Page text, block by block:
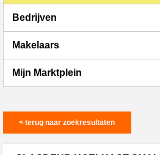
Bedrijven
Makelaars
Mijn Marktplein
< terug naar zoekresultaten